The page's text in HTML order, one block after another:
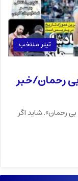
تیتر منتخب
رحمان/خبر
رحمان». شاید اگر